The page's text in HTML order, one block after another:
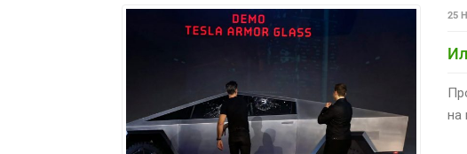
25
на